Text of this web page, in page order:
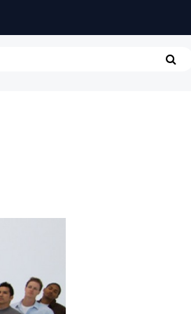
Семья и дети
Строительство
Культура и общество